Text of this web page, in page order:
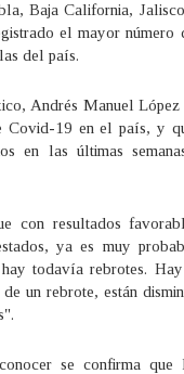
Baja California,
el mayor número
del país.
Andrés Manuel
Covid-19 en el país, y
en las últimas
con resultados
ya es muy
todavía rebrotes.
un rebrote, están
se confirma que